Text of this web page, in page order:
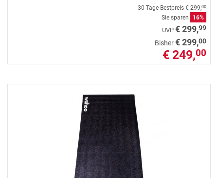
30-Tage-Bestpreis € 299,00
Sie sparen 16%
UVP € 299,99
Bisher€ 299,00
€ 249,00